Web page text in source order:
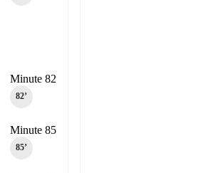
Minute 82
82‎’‎
Minute 85
85‎’‎